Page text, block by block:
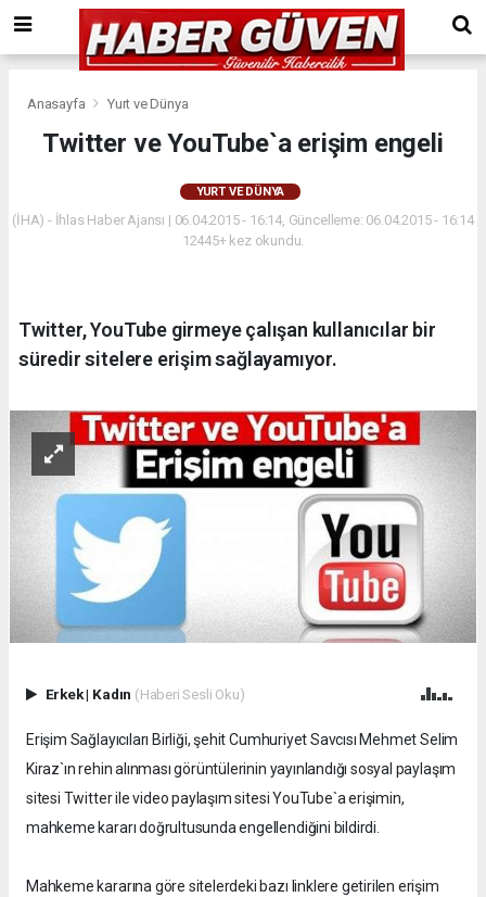
Anasayfa Yurt ve Dünya
Twitter ve YouTube`a erişim engeli
YURT VE DÜNYA
(İHA) - İhlas Haber Ajansı | 06.04.2015 - 16:14, Güncelleme: 06.04.2015 - 16:14
12445+ kez okundu.
Twitter, YouTube girmeye çalışan kullanıcılar bir
süredir sitelere erişim sağlayamıyor.
Erkek| Kadın (Haberi Sesli Oku)
Erişim Sağlayıcıları Birliği, şehit Cumhuriyet Savcısı Mehmet Selim
Kiraz`ın rehin alınması görüntülerinin yayınlandığı sosyal paylaşım
sitesi Twitter ile video paylaşım sitesi YouTube`a erişimin,
mahkeme kararı doğrultusunda engellendiğini bildirdi.
Mahkeme kararına göre sitelerdeki bazı linklere getirilen erişim